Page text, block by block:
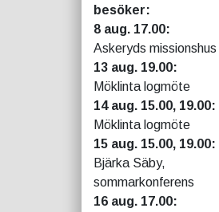
besöker:
8 aug. 17.00:
Askeryds missionshus
13 aug. 19.00:
Möklinta logmöte
14 aug. 15.00, 19.00:
Möklinta logmöte
15 aug. 15.00, 19.00:
Bjärka Säby,
sommarkonferens
16 aug. 17.00: